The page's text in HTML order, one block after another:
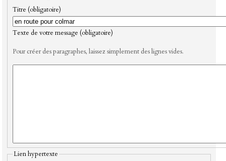
Titre (obligatoire)
Texte de votre message (obligatoire)
Pour créer des paragraphes, laissez simplement des lignes vides.
Lien hypertexte